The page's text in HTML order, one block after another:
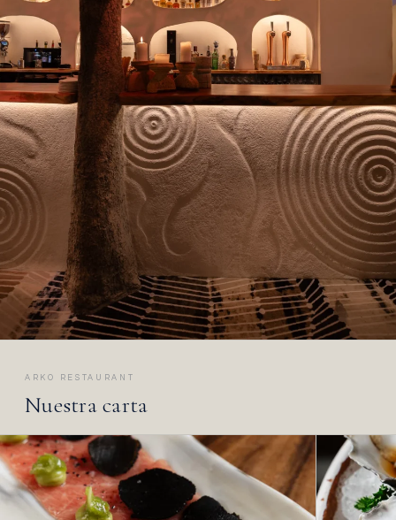
ARKO RESTAURANT
Nuestra carta